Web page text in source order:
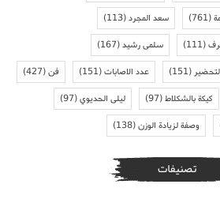
(761) سعد المجرد(113)
(111) سلمى رشيد(167)
(151) عدد الاصابات(151) فن(427)
كيكة بالشكلاط(97) ليلى الحديوي(97)
وصفة لزيادة الوزن(138)
تصنيفات